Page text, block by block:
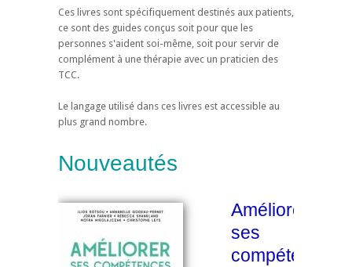
Ces livres sont spécifiquement destinés aux patients,
ce sont des guides conçus soit pour que les
personnes s'aident soi-même, soit pour servir de
complément à une thérapie avec un praticien des
TCC.
Le langage utilisé dans ces livres est accessible au
plus grand nombre.
Nouveautés
Améliorer
ses
compétences